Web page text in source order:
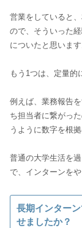
営業をしていると
ので、そういった
についたと思います
もう1つは、定量的
例えば、業務報告
ち担当者に繋がっ
うように数字を根
普通の大学生活を
長期インター
せましたか？